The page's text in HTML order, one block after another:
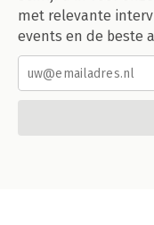
met relevante
events en de beste